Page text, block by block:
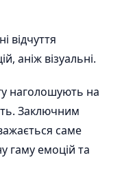
відчуття
аніж візуальні.
наголошують на
Заключним
саме
гаму емоцій та